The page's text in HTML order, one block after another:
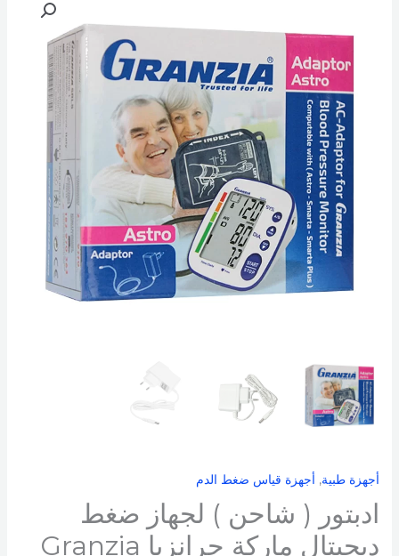
أجهزة طبية, أجهزة قياس ضغط الدم
ادبتور ( شاحن ) لجهاز ضغط
ديجيتال ماركة جرانزيا Granzia
شاحن
ديجيتال
جرانزيا
Granzia
الايطالية
ضمان